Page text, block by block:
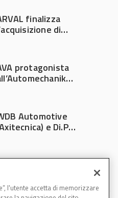
finalizza
di
protagonista
Automotive
e Di.Pa.
l'utente accetta di memorizzare